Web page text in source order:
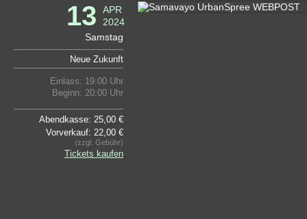
13
APR
2024
Samstag
Neue Zukunft
Einlass: 19:00 Uhr
Beginn: 20:00 Uhr
Abendkasse: 25,00 €
Vorverkauf: 22,00 €
(zzgl. Gebühr)
Tickets kaufen